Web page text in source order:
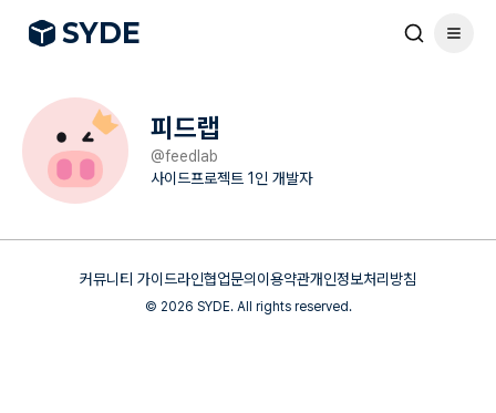
SYDE
피드랩
@feedlab
사이드프로젝트 1인 개발자
커뮤니티 가이드라인협업문의 이용약관개인정보처리방침
© 2026 SYDE. All rights reserved.